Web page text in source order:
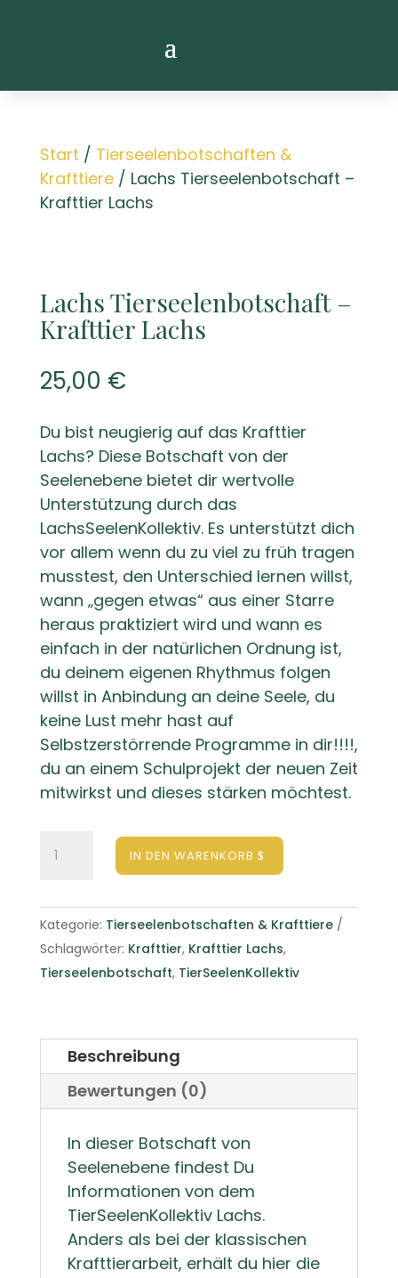
Start / Tierseelenbotschaften &
Krafttiere/ Lachs Tierseelenbotschaft –
Krafttier Lachs
Lachs Tierseelenbotschaft –
Krafttier Lachs
25,00 €
Du bist neugierig auf das Krafttier
Lachs? Diese Botschaft von der
Seelenebene bietet dir wertvolle
Unterstützung durch das
LachsSeelenKollektiv. Es unterstützt dich
vor allem wenn du zu viel zu früh tragen
musstest, den Unterschied lernen willst,
wann „gegen etwas“ aus einer Starre
heraus praktiziert wird und wann es
einfach in der natürlichen Ordnung ist,
du deinem eigenen Rhythmus folgen
willst in Anbindung an deine Seele, du
keine Lust mehr hast auf
Selbstzerstörrende Programme in dir!!!!,
du an einem Schulprojekt der neuen Zeit
mitwirkst und dieses stärken möchtest.
Tierseelenbotschaft
Krafttier
Lachs
Menge
IN DEN WARENKORB
Kategorie: Tierseelenbotschaften & Krafttiere
Schlagwörter: Krafttier, Krafttier Lachs,
Tierseelenbotschaft, TierSeelenKollektiv
Beschreibung
Bewertungen (0)
In dieser Botschaft von
Seelenebene findest Du
Informationen von dem
TierSeelenKollektiv Lachs.
Anders als bei der klassischen
Krafttierarbeit, erhält du hier die